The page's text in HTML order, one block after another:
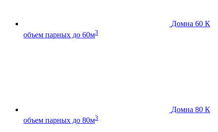
Домна 60 К
объем парных до 60м3
Домна 80 К
объем парных до 80м3